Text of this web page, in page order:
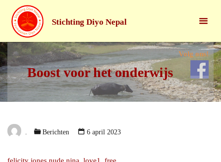
Stichting Diyo Nepal
Volg ons!
Boost voor het onderwijs
. Berichten 6 april 2023
felicity jones nude nina_love1_free